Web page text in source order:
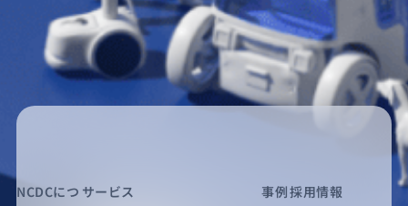
NCDCにつ サービス
事例採用情報